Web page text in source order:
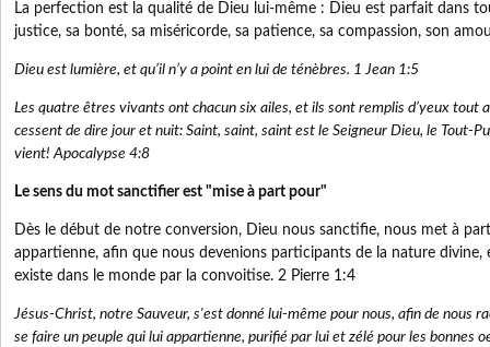
La perfection est la qualité de Dieu lui-même : Dieu est parfait dans
justice, sa bonté, sa miséricorde, sa patience, sa compassion, son
Dieu est lumière, et qu’il n’y a point en lui de ténèbres. 1 Jean 1:5
Les quatre êtres vivants ont chacun six ailes, et ils sont remplis d’yeux tout
cessent de dire jour et nuit: Saint, saint, saint est le Seigneur Dieu, le Tout-
vient! Apocalypse 4:8
Le sens du mot sanctifier est "mise à part pour"
Dès le début de notre conversion, Dieu nous sanctifie, nous met à
appartienne, afin que nous devenions participants de la nature
existe dans le monde par la convoitise. 2 Pierre 1:4
Jésus-Christ, notre Sauveur, s'est donné lui-même pour nous, afin de nous
se faire un peuple qui lui appartienne, purifié par lui et zélé pour les bonnes